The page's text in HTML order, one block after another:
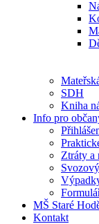
SDH
Kniha
Info pro
Ztráty a
MŠ Staré
Kontakt